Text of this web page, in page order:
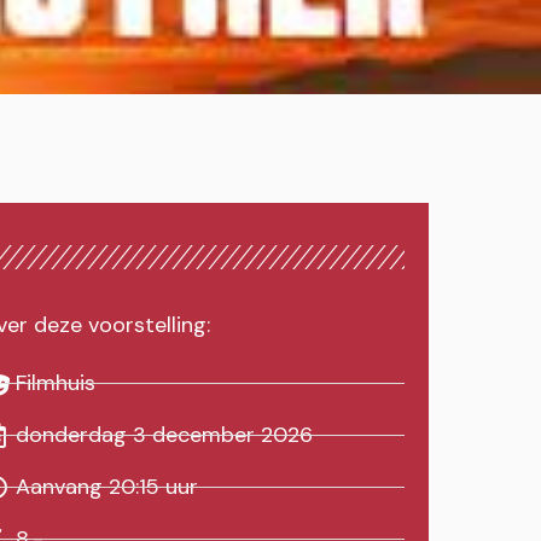
deze voorstelling:
Filmhuis
donderdag 3 december 2026
Aanvang 20:15 uur